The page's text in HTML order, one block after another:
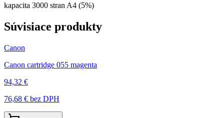
kapacita 3000 stran A4 (5%)
Súvisiace produkty
Canon
Canon cartridge 055 magenta
94,32 €
76,68 € bez DPH